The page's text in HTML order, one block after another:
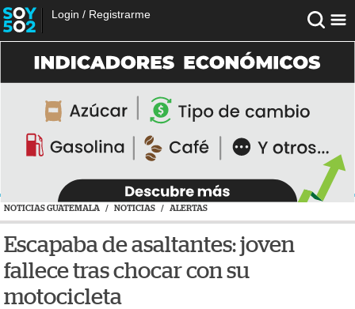
Login / Registrarme
NOTICIAS GUATEMALA / NOTICIAS / ALERTAS
Escapaba de asaltantes: joven
fallece tras chocar con su
motocicleta